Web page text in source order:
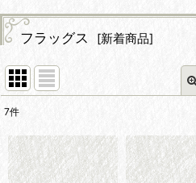
フラッグス [新着商品]
並び順 :
7件